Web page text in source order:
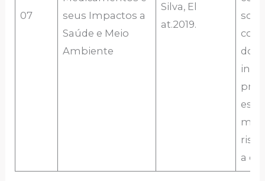
07
seus Impactos a
Saúde e Meio
Ambiente
Silva, El
at.2019.
do
a